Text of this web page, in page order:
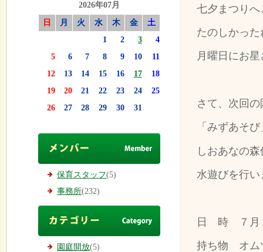
2026年07月
日
月 火 水 木 金
土
1
2 3
4
5
6 7 8 9 10
11
12
13 14 15 16 17
18
19
20 21 22 23 24
25
26
27 28 29 30 31
保育スタッフ(5)
事務所(232)
園庭開放(5)
七夕まつり
たのしかった
月曜日にお
さて、次回
「みずあそ
しおあなの
水遊びを行い
日 時 ７月
持ち物 オ